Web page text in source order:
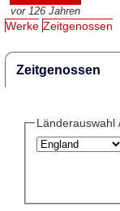
vor 126 Jahren
Werke Zeitgenossen
Zeitgenossen
Länderauswahl